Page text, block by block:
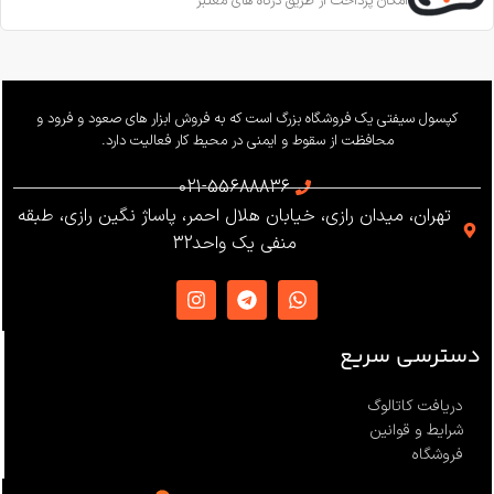
ساخت ترکیه
وزن 655 گرم
استاندارد
EN12841 ،EN341 ،ANSI Z359
،NFPA1983
ساخت
کپسول سیفتی یک فروشگاه بزرگ است که به فروش ابزار های صعود و فرود و
محافظت از سقوط و ایمنی در محیط کار فعالیت دارد.
021-55688836
تهران، میدان رازی، خیابان هلال احمر، پاساژ نگین رازی، طبقه
منفی یک واحد32
دسترسی سریع
دریافت کاتالوگ
شرایط و قوانین
فروشگاه